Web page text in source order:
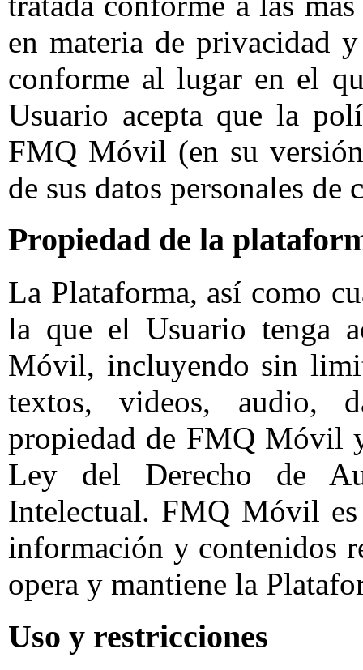
en materia de privacidad
conforme al lugar en el
Usuario acepta que la
FMQ Móvil (en su
de sus datos personales
Propiedad de la
La Plataforma, así como
la que el Usuario tenga
Móvil, incluyendo sin
textos, videos, audio,
propiedad de FMQ Móvil
Ley del Derecho de
Intelectual. FMQ Móvil es
información y contenidos
opera y mantiene la
Uso y restricciones